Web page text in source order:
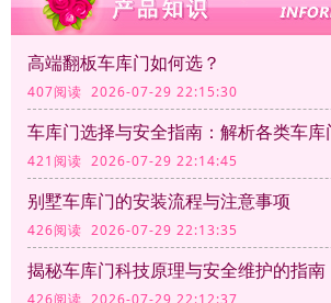
高端翻板车库门如何选？
407阅读 2026-07-29 22:15:30
车库门选择与安全指南：解析各类车库
421阅读 2026-07-29 22:14:45
别墅车库门的安装流程与注意事项
426阅读 2026-07-29 22:13:35
揭秘车库门科技原理与安全维护的指南